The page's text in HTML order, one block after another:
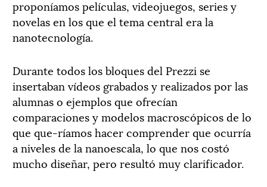
proponíamos películas, videojuegos, series y
novelas en los que el tema central era la
nanotecnología.
Durante todos los bloques del Prezzi se
insertaban vídeos grabados y realizados por las
alumnas o ejemplos que ofrecían
comparaciones y modelos macroscópicos de lo
que que-ríamos hacer comprender que ocurría
a niveles de la nanoescala, lo que nos costó
mucho diseñar, pero resultó muy clarificador.